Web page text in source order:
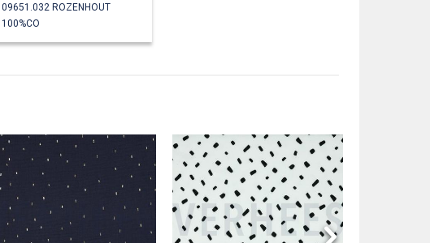
09651.032 ROZENHOUT
100%CO